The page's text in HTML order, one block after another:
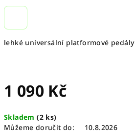
lehké universální platformové pedály
1 090 Kč
cena:
Skladem(2 ks)
Můžeme doručit do:
10.8.2026